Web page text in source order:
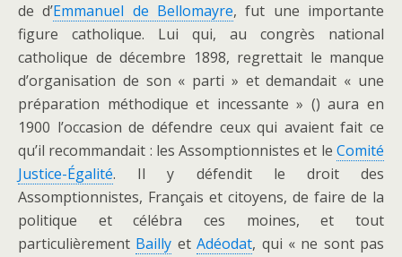
de d’Emmanuel de Bellomayre, fut une importante
figure catholique. Lui qui, au congrès national
catholique de décembre 1898, regrettait le manque
d’organisation de son « parti » et demandait « une
préparation méthodique et incessante » () aura en
1900 l’occasion de défendre ceux qui avaient fait ce
qu’il recommandait : les Assomptionnistes et le Comité
Justice-Égalité. Il y défendit le droit des
Assomptionnistes, Français et citoyens, de faire de la
politique et célébra ces moines, et tout
particulièrement Bailly etAdéodat, qui « ne sont pas